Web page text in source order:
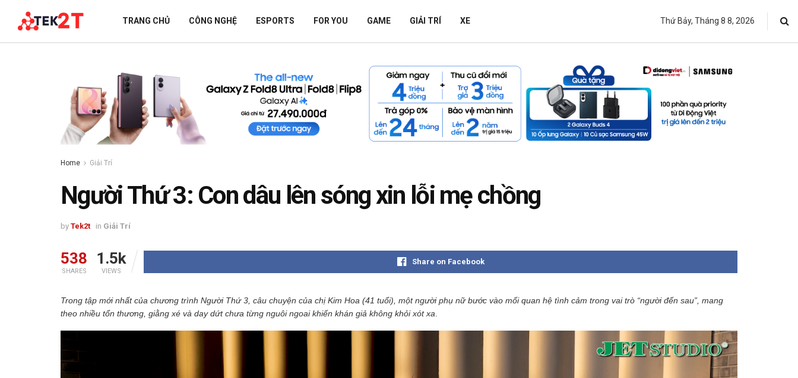
TRANG CHỦ CÔNG NGHỆ ESPORTS FOR YOU GAME GIẢI TRÍ XE Thứ Bảy, Tháng 8 8, 2026
Home Giải Trí
Người Thứ 3: Con dâu lên sóng xin lỗi mẹ chồng
by Tek2t in Giải Trí
538
SHARES
1.5k
VIEWS
Share on Facebook
Trong tập mới nhất của chương trình Người Thứ 3, câu chuyện của chị Kim Hoa (41 tuổi), một người phụ nữ bước vào mối quan hệ tình cảm trong vai trò “người đến sau”, mang
theo nhiều tổn thương, giằng xé và day dứt chưa từng nguôi ngoai khiến khán giả không khỏi xót xa